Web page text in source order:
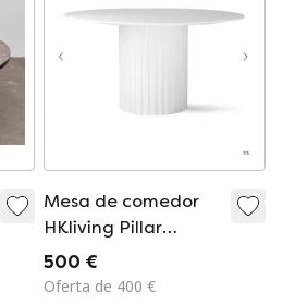
Mesa de comedor
HKliving Pillar
blanca – Ø140 cm
500 €
Oferta de 400 €